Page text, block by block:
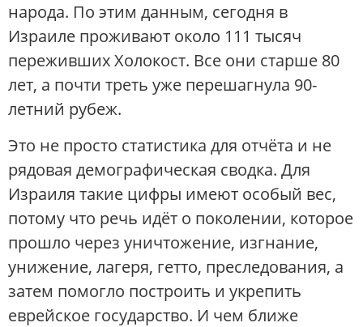
народа. По этим данным, сегодня в
Израиле проживают около 111 тысяч
переживших Холокост. Все они старше 80
лет, а почти треть уже перешагнула 90-
летний рубеж.
Это не просто статистика для отчёта и не
рядовая демографическая сводка. Для
Израиля такие цифры имеют особый вес,
потому что речь идёт о поколении, которое
прошло через уничтожение, изгнание,
унижение, лагеря, гетто, преследования, а
затем помогло построить и укрепить
еврейское государство. И чем ближе